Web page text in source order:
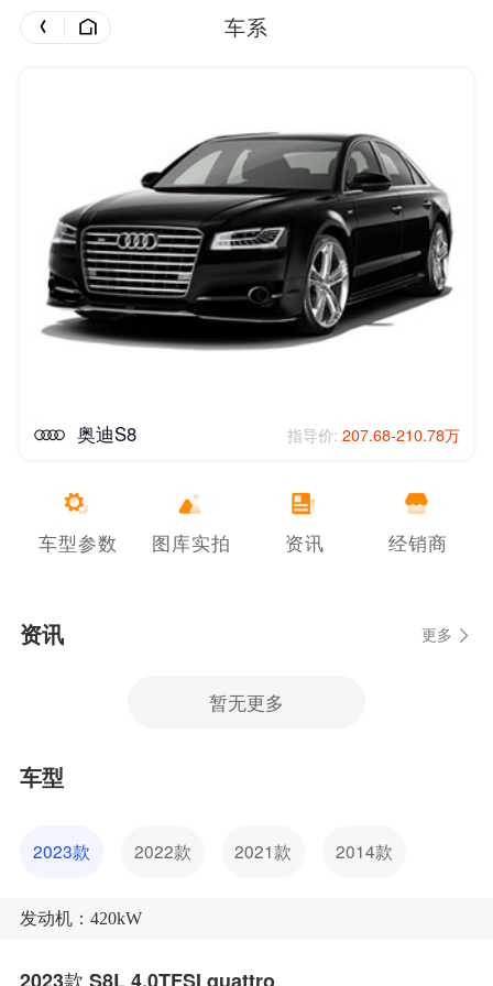
车系
奥迪S8 指导价: 207.68-210.78万
车型参数 图库实拍 资讯 经销商
资讯 更多
暂无更多
车型
2023款 2022款 2021款 2014款
发动机：420kW
2023款 S8L 4.0TFSI quattro